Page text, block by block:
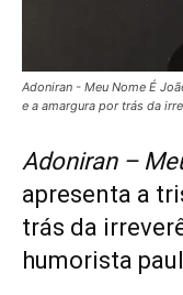
Adoniran - Meu Nome É
e a amargura por trás da
Adoniran –
apresenta a
trás da
humorista